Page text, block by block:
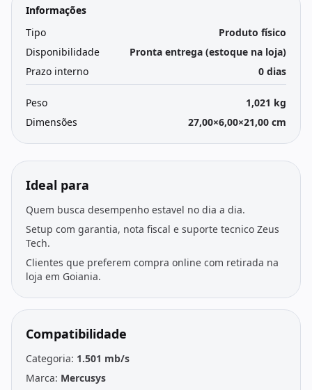
Informações
Tipo
Produto físico
Disponibilidade
Pronta entrega (estoque na loja)
Prazo interno
0 dias
Peso
1,021 kg
Dimensões
27,00×6,00×21,00 cm
Ideal para
Quem busca desempenho estavel no dia a dia.
Setup com garantia, nota fiscal e suporte tecnico Zeus
Tech.
Clientes que preferem compra online com retirada na
loja em Goiania.
Compatibilidade
Categoria: 1.501 mb/s
Marca: Mercusys